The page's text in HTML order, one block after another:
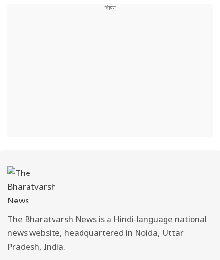
The Bharatvarsh News is a Hindi-language national
news website, headquartered in Noida, Uttar
Pradesh, India.